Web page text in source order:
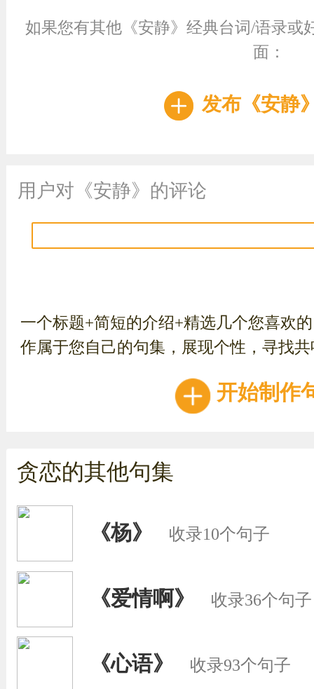
如果您有其他《安静》经典台词/语录或
面：
发布《安静
用户对《安静》的评论
一个标题+简短的介绍+精选几个您喜欢
作属于您自己的句集，展现个性，寻找
开始制作
贪恋的其他句集
《杨》 收录10个句子
《爱情啊》 收录36个句子
《心语》 收录93个句子